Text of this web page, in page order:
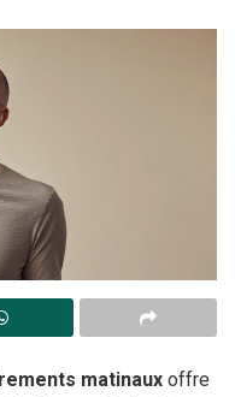
matinaux offre